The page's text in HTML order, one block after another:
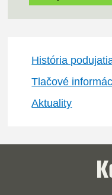
História
Tlačové
Aktuality